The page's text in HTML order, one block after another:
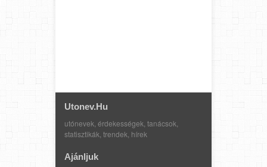
Utonev.hu
utónevek, érdekességek, tanácsok,
statisztikák, trendek, hírek
Ajánljuk